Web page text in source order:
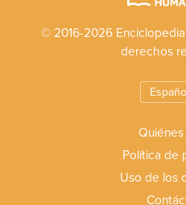
© 2016-2026
derechos
Política de
Uso de los